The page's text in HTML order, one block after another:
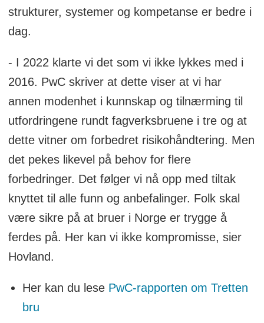
strukturer, systemer og kompetanse er bedre i
dag.
- I 2022 klarte vi det som vi ikke lykkes med i
2016. PwC skriver at dette viser at vi har
annen modenhet i kunnskap og tilnærming til
utfordringene rundt fagverksbruene i tre og at
dette vitner om forbedret risikohåndtering. Men
det pekes likevel på behov for flere
forbedringer. Det følger vi nå opp med tiltak
knyttet til alle funn og anbefalinger. Folk skal
være sikre på at bruer i Norge er trygge å
ferdes på. Her kan vi ikke kompromisse, sier
Hovland.
Her kan du lese PwC-rapporten om Tretten
bru